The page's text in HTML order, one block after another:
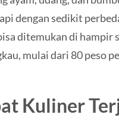
dengan sedikit
ditemukan di hampir
mulai dari 80 peso
Kuliner